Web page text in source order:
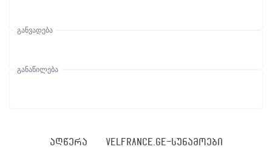
განვადება
განაწილება
ᲐᲦᲬᲔᲠᲐ VELFRANCE.GE-ᲡᲣᲜᲐᲛᲝᲔᲑᲘ